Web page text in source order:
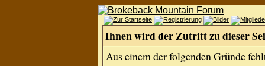
Ihnen wird der Zutritt zu dieser
Aus einem der folgenden Gründe